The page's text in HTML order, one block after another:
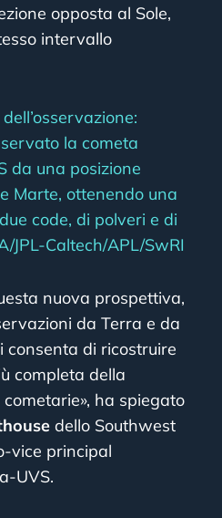
opposta al Sole,
intervallo
la cometa
da una posizione
Marte, ottenendo una
code, di polveri e di
JPL-Caltech/APL/SwRI
nuova prospettiva,
da Terra e da
consenta di ricostruire
completa della
ha spiegato
dello Southwest
vice principal
UVS.